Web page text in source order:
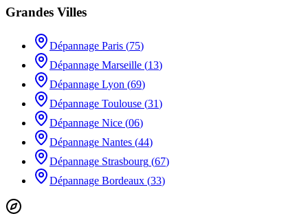
Grandes Villes
Dépannage Paris (75)
Dépannage Marseille (13)
Dépannage Lyon (69)
Dépannage Toulouse (31)
Dépannage Nice (06)
Dépannage Nantes (44)
Dépannage Strasbourg (67)
Dépannage Bordeaux (33)